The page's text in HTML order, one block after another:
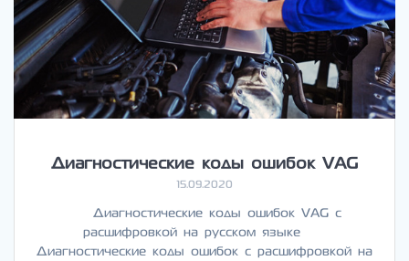
Диагностические коды ошибок VAG
15.09.2020
Диагностические коды ошибок VAG с
расшифровкой на русском языке
Диагностические коды ошибок с расшифровкой на